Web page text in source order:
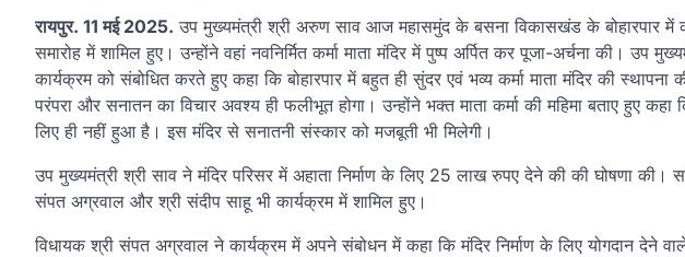
रायपुर. 11 मई 2025. उप मुख्यमंत्री श्री अरुण साव आज महासमुंद के बसना विकासखंड के बोहारपार में
समारोह में शामिल हुए। उन्होंने वहां नवनिर्मित कर्मा माता मंदिर में पुष्प अर्पित कर पूजा-अर्चना की। उप
कार्यक्रम को संबोधित करते हुए कहा कि बोहारपार में बहुत ही सुंदर एवं भव्य कर्मा माता मंदिर की
परंपरा और सनातन का विचार अवश्य ही फलीभूत होगा। उन्होंने भक्त माता कर्मा की महिमा बताए हुए
लिए ही नहीं हुआ है। इस मंदिर से सनातनी संस्कार को मजबूती भी मिलेगी।
उप मुख्यमंत्री श्री साव ने मंदिर परिसर में अहाता निर्माण के लिए 25 लाख रुपए देने की की घोषणा की।
संपत अग्रवाल और श्री संदीप साहू भी कार्यक्रम में शामिल हुए।
विधायक श्री संपत अग्रवाल ने कार्यक्रम में अपने संबोधन में कहा कि मंदिर निर्माण के लिए योगदान देने